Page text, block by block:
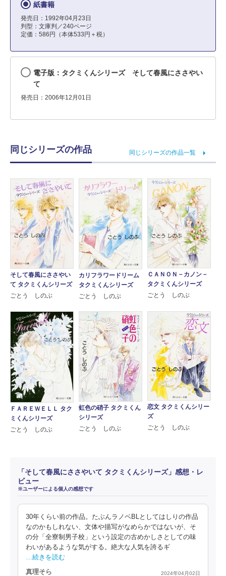
紙書籍
発売日：1992年04月23日
判型：文庫判／240ページ
定価：586円（本体533円＋税）
電子版：タクミくんシリーズ そして春風にささやい
て
発売日：2006年12月01日
同じシリーズの作品 同じシリーズの作品一覧
そして春風にささやい
て タクミくんシリーズ
ごとう しのぶ
カリフラワードリーム
タクミくんシリーズ
ごとう しのぶ
ＣＡＮＯＮ－カノン－
タクミくんシリーズ
ごとう しのぶ
ＦＡＲＥＷＥＬＬ タク
ミくんシリーズ
ごとう しのぶ
虹色の硝子 タクミくん
シリーズ
ごとう しのぶ
恋文 タクミくんシリー
ズ
ごとう しのぶ
「そして春風にささやいて タクミくんシリーズ」感想・レ
ビュー
※ユーザーによる個人の感想です
30年くらい前の作品。たぶんラノベBLとしてはしりの作品
なのかもしれない、文体や描写がなめらかではないが、そ
の分「全寮制男子校」という設定の古めかしさとしての味
わいがあるような気がする。絶大な人気を誇るギ
…続きを読む
真理そら 2024年04月02日